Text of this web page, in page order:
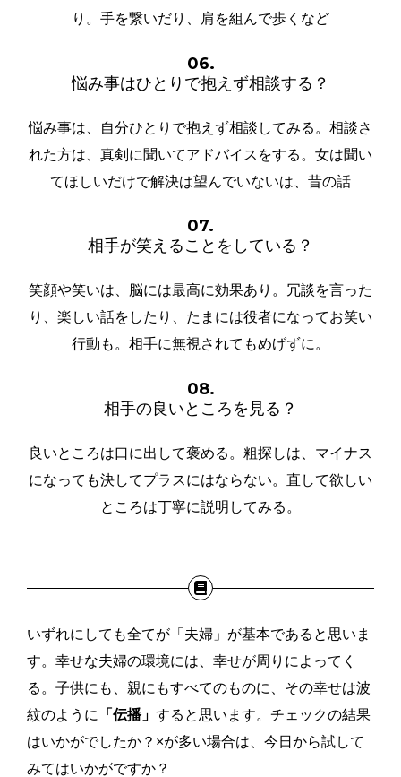
り。手を繋いだり、肩を組んで歩くなど
06.
悩み事はひとりで抱えず相談する？
悩み事は、自分ひとりで抱えず相談してみる。相談さ
れた方は、真剣に聞いてアドバイスをする。女は聞い
てほしいだけで解決は望んでいないは、昔の話
07.
相手が笑えることをしている？
笑顔や笑いは、脳には最高に効果あり。冗談を言った
り、楽しい話をしたり、たまには役者になってお笑い
行動も。相手に無視されてもめげずに。
08.
相手の良いところを見る？
良いところは口に出して褒める。粗探しは、マイナス
になっても決してプラスにはならない。直して欲しい
ところは丁寧に説明してみる。
いずれにしても全てが「夫婦」が基本であると思いま
す。幸せな夫婦の環境には、幸せが周りによってく
る。子供にも、親にもすべてのものに、その幸せは波
紋のように
「伝播」 すると思います。チェックの結果
はいかがでしたか？×が多い場合は、今日から試して
みてはいかがですか？